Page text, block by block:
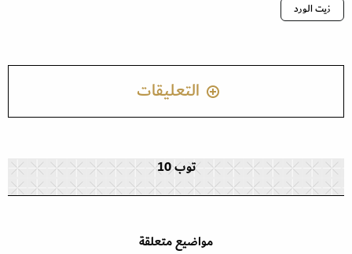
زيت الورد
التعليقات
توب 10
مواضيع متعلقة